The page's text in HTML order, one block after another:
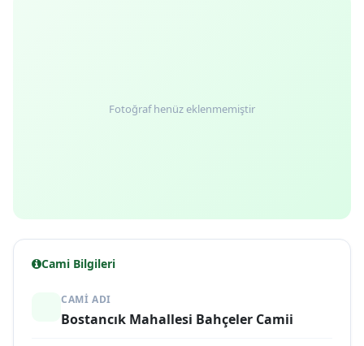
Fotoğraf henüz eklenmemiştir
Cami Bilgileri
CAMI ADI
Bostancık Mahallesi Bahçeler Camii